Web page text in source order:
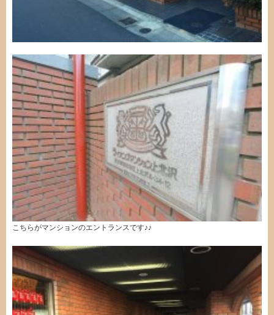
こちらがマンションのエントランスです♪♪